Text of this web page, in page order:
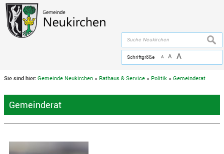
Zum Inhalt,zur Navigation
Schriftgröße A A A
Sie sind hier: Gemeinde Neukirchen > Rathaus & Service > Politik >Gemeinderat
Gemeinderat